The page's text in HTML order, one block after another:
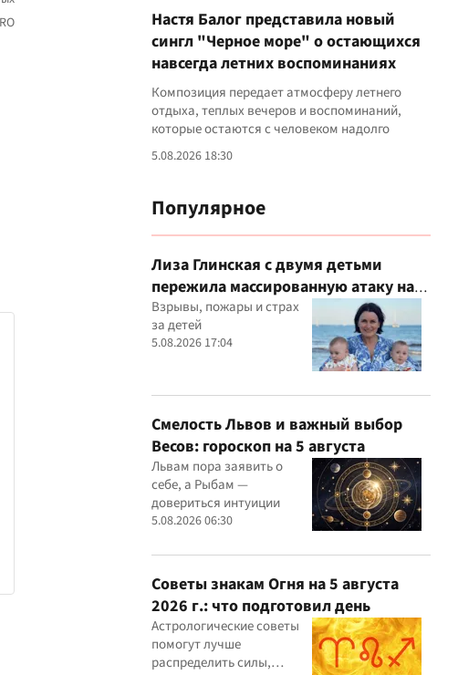
Настя Балог представила новый
сингл "Черное море" о остающихся
навсегда летних воспоминаниях
Композиция передает атмосферу летнего
отдыха, теплых вечеров и воспоминаний,
которые остаются с человеком надолго
5.08.2026 18:30
Популярное
Лиза Глинская с двумя детьми
пережила массированную атаку на
Киев
Взрывы, пожары и страх
за детей
5.08.2026 17:04
Смелость Львов и важный выбор
Весов: гороскоп на 5 августа
Львам пора заявить о
себе, а Рыбам —
довериться интуиции
5.08.2026 06:30
Советы знакам Огня на 5 августа
2026 г.: что подготовил день
Астрологические советы
помогут лучше
распределить силы,